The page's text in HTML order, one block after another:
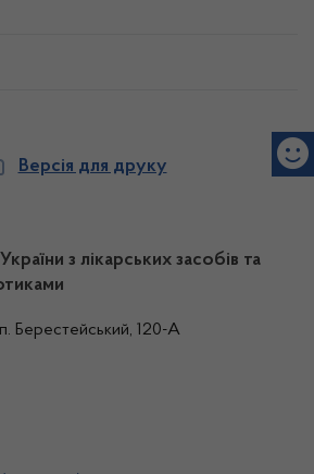
Версія для друку
з лікарських засобів та
Берестейський, 120-А